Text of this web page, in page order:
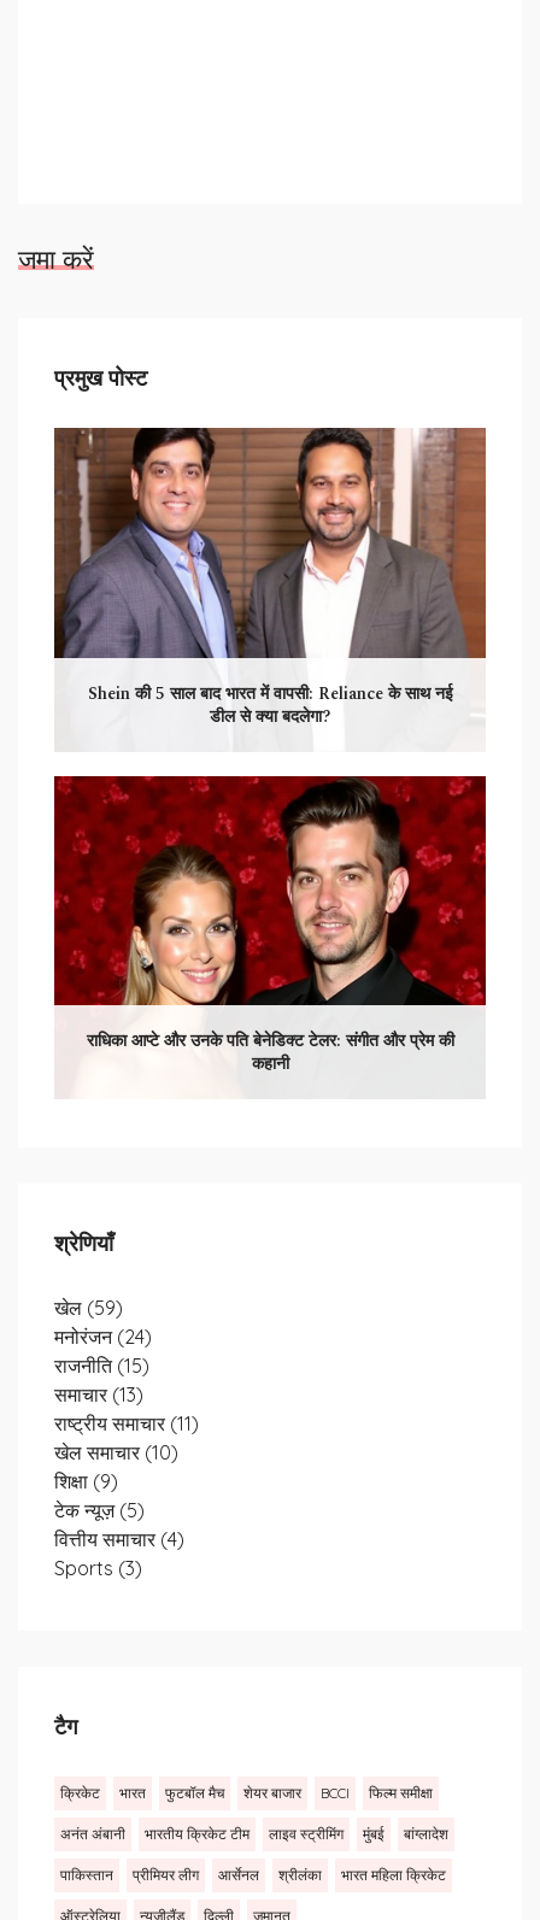
जमा करें
प्रमुख पोस्ट
Shein की 5 साल बाद भारत में वापसी: Reliance के साथ नई
डील से क्या बदलेगा?
राधिका आप्टे और उनके पति बेनेडिक्ट टेलर: संगीत और प्रेम की
कहानी
श्रेणियाँ
खेल (59)
मनोरंजन (24)
राजनीति (15)
समाचार (13)
राष्ट्रीय समाचार (11)
खेल समाचार (10)
शिक्षा (9)
टेक न्यूज़ (5)
वित्तीय समाचार (4)
Sports (3)
टैग
क्रिकेट भारत फुटबॉल मैच शेयर बाजार BCCI फिल्म समीक्षा
अनंत अंबानी भारतीय क्रिकेट टीम लाइव स्ट्रीमिंग मुंबई बांग्लादेश
पाकिस्तान प्रीमियर लीग आर्सेनल श्रीलंका भारत महिला क्रिकेट
ऑस्ट्रेलिया न्यूजीलैंड दिल्ली जमानत